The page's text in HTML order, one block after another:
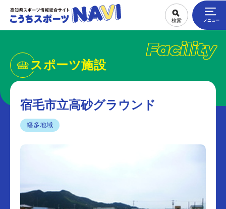
Facility
スポーツ施設
宿毛市立高砂グラウンド
幡多地域